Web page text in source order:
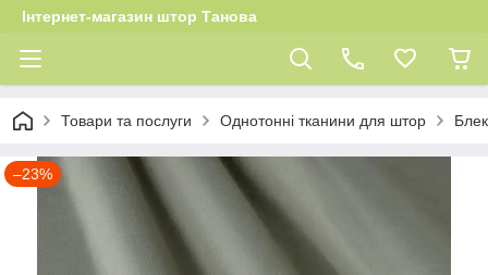
Інтернет-магазин штор Танова
Товари та послуги Однотонні тканини для штор
–23%